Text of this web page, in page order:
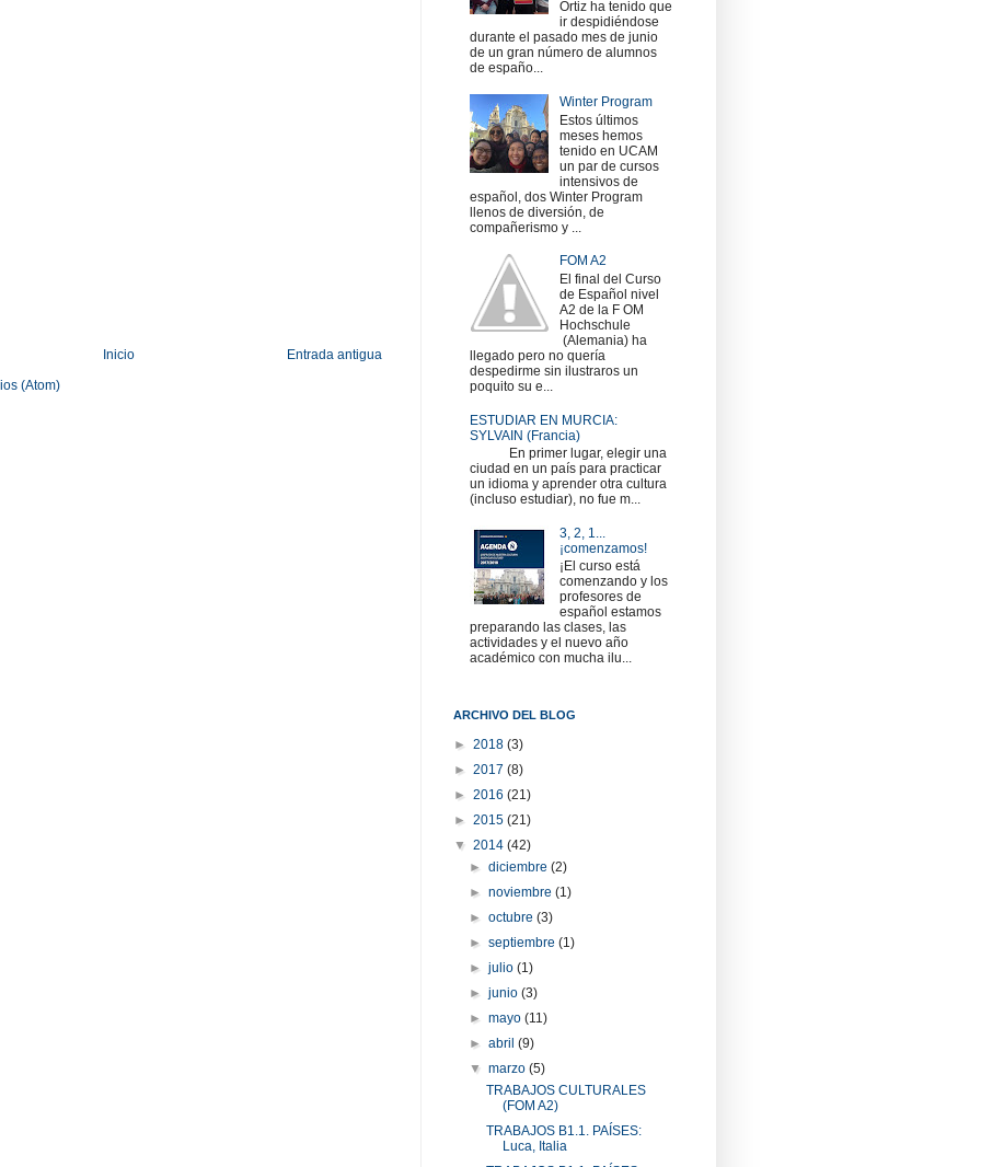
Entrada antigua
Inicio
(Atom)
Ortiz ha tenido que
ir despidiéndose
durante el pasado mes de junio
de un gran número de alumnos
de españo...
Winter Program
Estos últimos
meses hemos
tenido en UCAM
un par de cursos
intensivos de
español, dos Winter Program
llenos de diversión, de
compañerismo y ...
FOM A2
El final del Curso
de Español nivel
A2 de la F OM
Hochschule
(Alemania) ha
llegado pero no quería
despedirme sin ilustraros un
poquito su e...
ESTUDIAR EN MURCIA:
SYLVAIN (Francia)
En primer lugar, elegir una
ciudad en un país para practicar
un idioma y aprender otra cultura
(incluso estudiar), no fue m...
3, 2, 1...
¡comenzamos!
¡El curso está
comenzando y los
profesores de
español estamos
preparando las clases, las
actividades y el nuevo año
académico con mucha ilu...
ARCHIVO DEL BLOG
► 2018 (3)
► 2017 (8)
► 2016 (21)
► 2015 (21)
▼ 2014 (42)
►diciembre(2)
►noviembre(1)
►octubre(3)
►septiembre(1)
►julio(1)
►junio(3)
►mayo(11)
►abril(9)
▼marzo(5)
TRABAJOS CULTURALES
(FOM A2)
TRABAJOS B1.1. PAÍSES:
Luca, Italia